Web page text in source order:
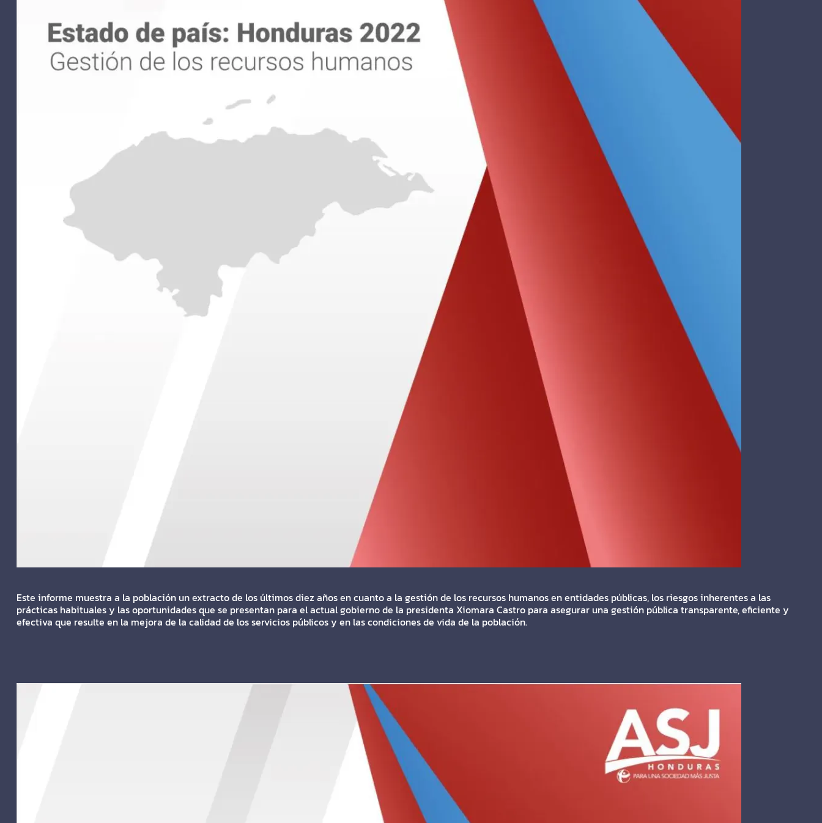
Este informe muestra a la población un extracto de los últimos diez años en cuanto a la gestión de los recursos humanos en entidades públicas, los riesgos inherentes a las
prácticas habituales y las oportunidades que se presentan para el actual gobierno de la presidenta Xiomara Castro para asegurar una gestión pública transparente, eficiente y
efectiva que resulte en la mejora de la calidad de los servicios públicos y en las condiciones de vida de la población.